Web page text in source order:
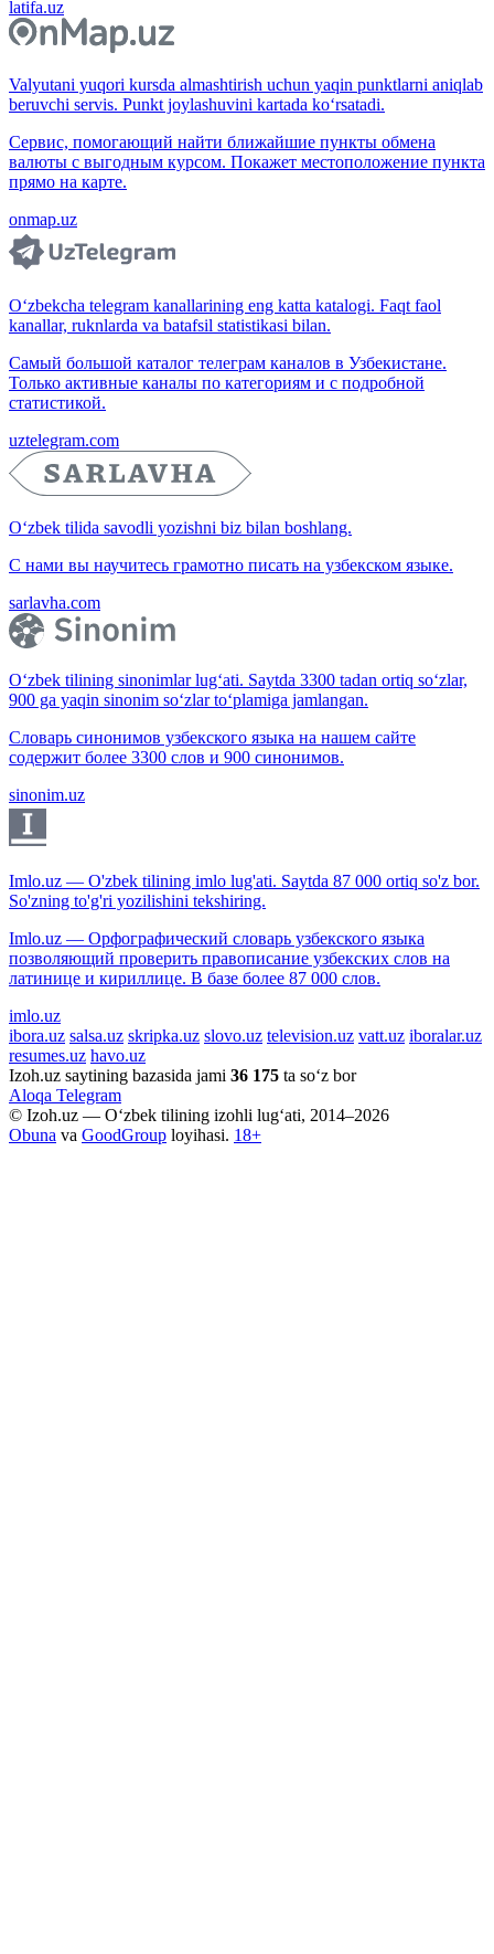
latifa.uz
Valyutani yuqori kursda almashtirish uchun yaqin punktlarni aniqlab
beruvchi servis. Punkt joylashuvini kartada ko‘rsatadi.
Сервис, помогающий найти ближайшие пункты обмена
валюты с выгодным курсом. Покажет местоположение пункта
прямо на карте.
onmap.uz
O‘zbekcha telegram kanallarining eng katta katalogi. Faqt faol
kanallar, ruknlarda va batafsil statistikasi bilan.
Самый большой каталог телеграм каналов в Узбекистане.
Только активные каналы по категориям и с подробной
статистикой.
uztelegram.com
O‘zbek tilida savodli yozishni biz bilan boshlang.
С нами вы научитесь грамотно писать на узбекском языке.
sarlavha.com
O‘zbek tilining sinonimlar lug‘ati. Saytda 3300 tadan ortiq so‘zlar,
900 ga yaqin sinonim so‘zlar to‘plamiga jamlangan.
Словарь синонимов узбекского языка на нашем сайте
содержит более 3300 слов и 900 синонимов.
sinonim.uz
Imlo.uz — O'zbek tilining imlo lug'ati. Saytda 87 000 ortiq so'z bor.
So'zning to'g'ri yozilishini tekshiring.
Imlo.uz — Орфографический словарь узбекского языка
позволяющий проверить правописание узбекских слов на
латинице и кириллице. В базе более 87 000 слов.
imlo.uz
ibora.uz salsa.uz skripka.uz slovo.uz television.uz vatt.uz iboralar.uz
resumes.uz havo.uz
Izoh.uz saytining bazasida jami 36 175 ta so‘z bor
Aloqa Telegram
© Izoh.uz — O‘zbek tilining izohli lug‘ati, 2014–2026
Obuna va GoodGroup loyihasi. 18+